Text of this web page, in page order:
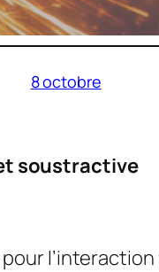
8 octobre
soustractive